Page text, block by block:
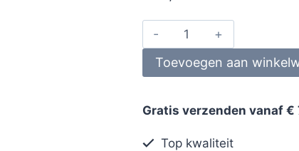
Toevoegen aan
Gratis verzenden vanaf €
Top kwaliteit